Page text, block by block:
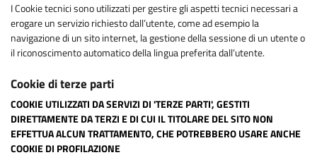
I Cookie tecnici sono utilizzati per gestire gli aspetti tecnici necessari a
erogare un servizio richiesto dall’utente, come ad esempio la
navigazione di un sito internet, la gestione della sessione di un utente o
il riconoscimento automatico della lingua preferita dall’utente.
Cookie di terze parti
COOKIE UTILIZZATI DA SERVIZI DI 'TERZE PARTI', GESTITI
DIRETTAMENTE DA TERZI E DI CUI IL TITOLARE DEL SITO NON
EFFETTUA ALCUN TRATTAMENTO, CHE POTREBBERO USARE ANCHE
COOKIE DI PROFILAZIONE